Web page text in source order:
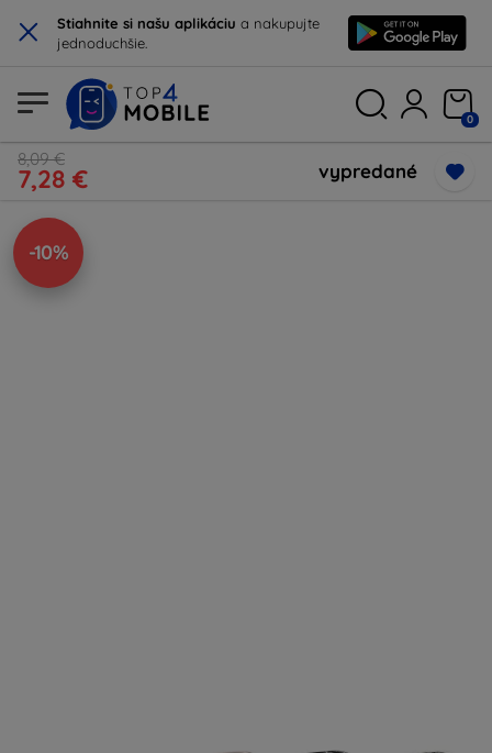
× Stiahnite si našu aplikáciu a nakupujte
jednoduchšie.
0
8,09 €
7,28 € vypredané
-10%